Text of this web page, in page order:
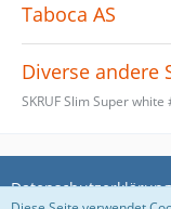
Taboca AS
Diverse andere
SKRUF Slim Super
Datenschutzerklärung